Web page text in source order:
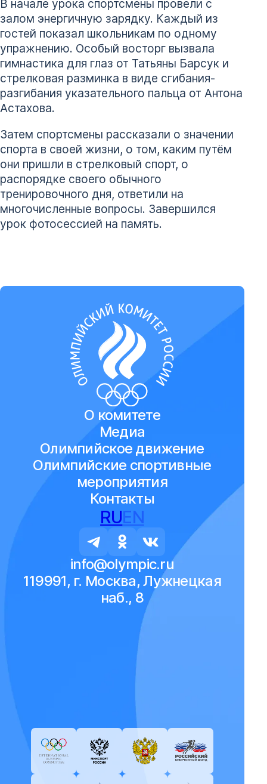
В начале урока спортсмены провели с
залом энергичную зарядку. Каждый из
гостей показал школьникам по одному
упражнению. Особый восторг вызвала
гимнастика для глаз от Татьяны Барсук и
стрелковая разминка в виде сгибания-
разгибания указательного пальца от Антона
Астахова.
Затем спортсмены рассказали о значении
спорта в своей жизни, о том, каким путём
они пришли в стрелковый спорт, о
распорядке своего обычного
тренировочного дня, ответили на
многочисленные вопросы. Завершился
урок фотосессией на память.
О комитете
Медиа
Олимпийское движение
Олимпийские спортивные
мероприятия
Контакты
RUEN
info@olympic.ru
119991, г. Москва, Лужнецкая
наб., 8